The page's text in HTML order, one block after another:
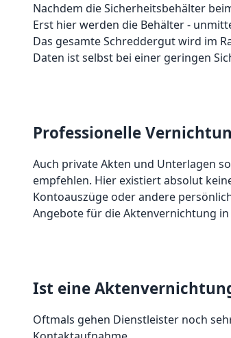
Nachdem die Sicherheitsbehälter
Erst hier werden die Behälter -
Das gesamte Schreddergut wird im
Daten ist selbst bei einer geringen
Professionelle
Auch private Akten und Unterlagen
empfehlen. Hier existiert absolut
Kontoauszüge oder andere
Angebote für die Aktenvernichtung
Ist eine
Oftmals gehen Dienstleister noch